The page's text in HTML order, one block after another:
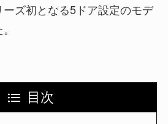
ズ初となる5ドア設定のモデ
目次